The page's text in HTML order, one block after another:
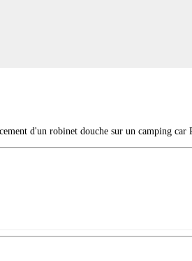
d'un robinet douche sur un camping